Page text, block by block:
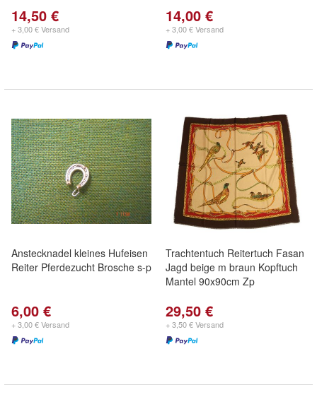
14,50 €
+ 3,00 € Versand
14,00 €
+ 3,00 € Versand
Anstecknadel kleines Hufeisen
Reiter Pferdezucht Brosche s-p
6,00 €
+ 3,00 € Versand
Trachtentuch Reitertuch Fasan
Jagd beige m braun Kopftuch
Mantel 90x90cm Zp
29,50 €
+ 3,50 € Versand